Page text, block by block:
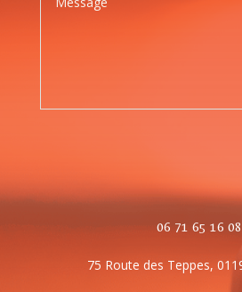
06 71 65 16 08
75 Route des Teppes,